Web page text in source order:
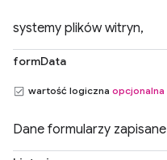
systemy plików witryn,
formData
wartość logiczna opcjonalna
Dane formularzy